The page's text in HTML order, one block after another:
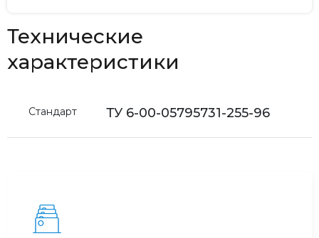
Технические
характеристики
Стандарт ТУ 6-00-05795731-255-96